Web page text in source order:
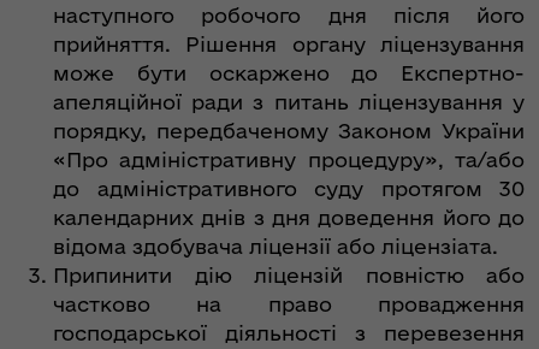
наступного робочого дня після його
прийняття. Рішення органу ліцензування
може бути оскаржено до Експертно-
апеляційної ради з питань ліцензування у
порядку, передбаченому Законом України
«Про адміністративну процедуру», та/або
до адміністративного суду протягом 30
календарних днів з дня доведення його до
відома здобувача ліцензії або ліцензіата.
Припинити дію ліцензій повністю або
частково на право провадження
господарської діяльності з перевезення